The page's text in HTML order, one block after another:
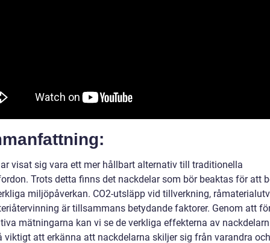
visat sig vara ett mer hållbart alternativ till traditionella
Trots detta finns det nackdelar som bör beaktas för att
miljöpåverkan. CO2-utsläpp vid tillverkning,
är tillsammans betydande faktorer. Genom att
mätningarna kan vi se de verkliga effekterna av
viktigt att erkänna att nackdelarna skiljer sig från varandra och